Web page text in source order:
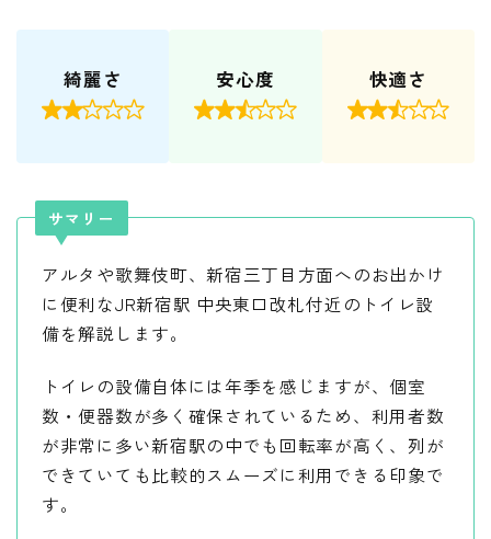
綺麗さ

安心度

快適さ

サマリー
アルタや歌舞伎町、新宿三丁目方面へのお出かけ
に便利なJR新宿駅 中央東口改札付近のトイレ設
備を解説します。
トイレの設備自体には年季を感じますが、個室
数・便器数が多く確保されているため、利用者数
が非常に多い新宿駅の中でも回転率が高く、列が
できていても比較的スムーズに利用できる印象で
す。